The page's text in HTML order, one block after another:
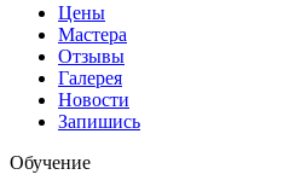
Цены
Мастера
Отзывы
Галерея
Новости
Запишись
Обучение